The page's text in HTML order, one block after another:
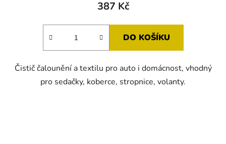
387 Kč
DO KOŠÍKU
Čistič čalounění a textilu pro auto i domácnost, vhodný
pro sedačky, koberce, stropnice, volanty.